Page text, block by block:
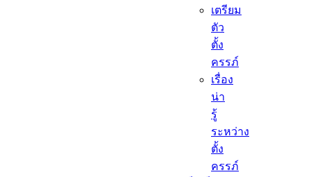
เตรียม
ตัว
ตั้ง
ครรภ์
เรื่อง
น่า
รู้
ระหว่าง
ตั้ง
ครรภ์